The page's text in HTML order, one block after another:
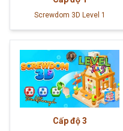
Screwdom 3D Level 1
Cấp độ 3